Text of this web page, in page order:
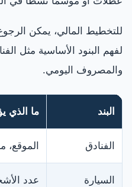
للتخطيط المالي، يمكن
لفهم البنود الأساسية مثل
والمصروف اليومي.
البند ما الذي
الفنادق الموقع،
السيارة
عدد